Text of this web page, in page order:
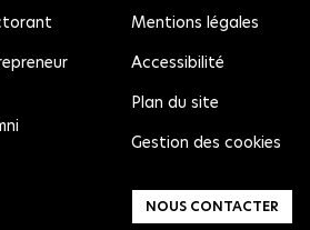
Mentions légales
Accessibilité
Plan du site
Gestion des cookies
NOUS CONTACTER